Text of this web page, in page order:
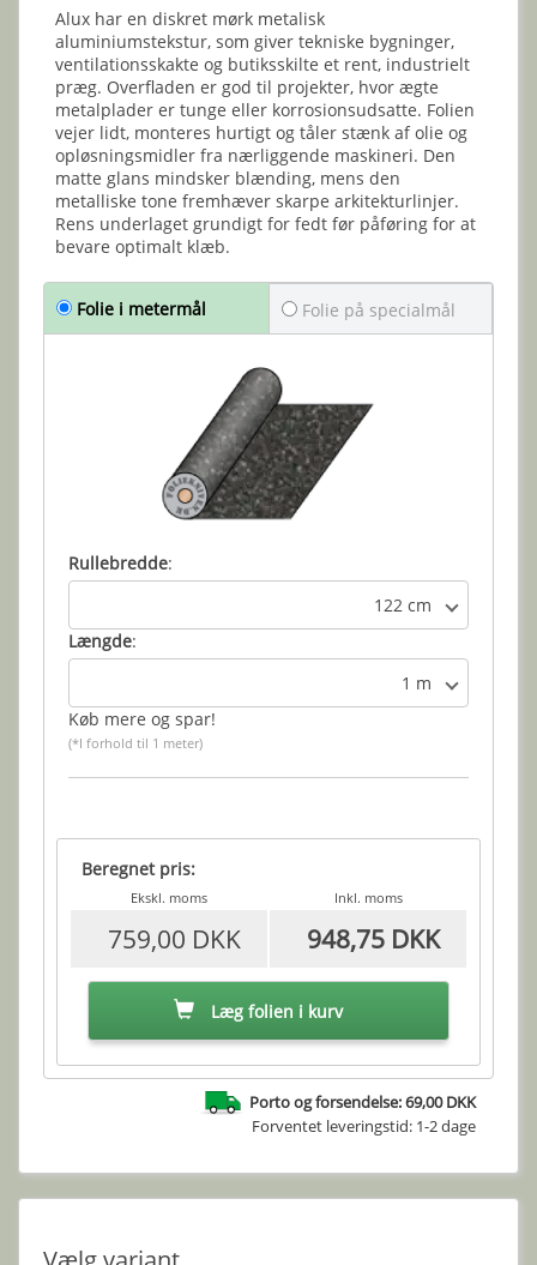
Alux har en diskret mørk metalisk
aluminiumstekstur, som giver tekniske bygninger,
ventilationsskakte og butiksskilte et rent, industrielt
præg. Overfladen er god til projekter, hvor ægte
metalplader er tunge eller korrosionsudsatte. Folien
vejer lidt, monteres hurtigt og tåler stænk af olie og
opløsningsmidler fra nærliggende maskineri. Den
matte glans mindsker blænding, mens den
metalliske tone fremhæver skarpe arkitekturlinjer.
Rens underlaget grundigt for fedt før påføring for at
bevare optimalt klæb.
Folie i metermål Folie på specialmål
Rullebredde:
122 cm
Længde:
1 m
Køb mere og spar!
(*I forhold til 1 meter)
Beregnet pris:
Ekskl. moms Inkl. moms
759,00 DKK 948,75 DKK
Læg folien i kurv
Porto og forsendelse: 69,00 DKK
Forventet leveringstid: 1-2 dage